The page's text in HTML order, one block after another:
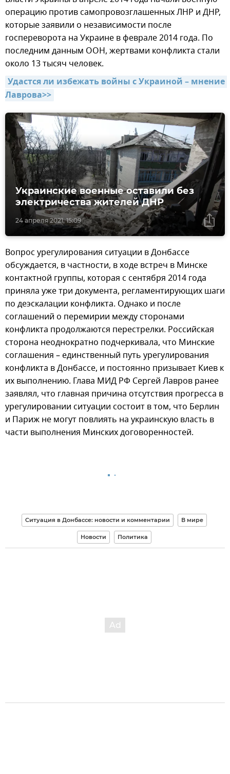
операцию против самопровозглашенных ЛНР и ДНР,
которые заявили о независимости после
госпереворота на Украине в феврале 2014 года. По
последним данным ООН, жертвами конфликта стали
около 13 тысяч человек.
Удастся ли избежать войны с Украиной – мнение
Лаврова>>
24 апреля 2021, 15:09
Украинские военные оставили без
электричества жителей ДНР
Вопрос урегулирования ситуации в Донбассе
обсуждается, в частности, в ходе встреч в Минске
контактной группы, которая с сентября 2014 года
приняла уже три документа, регламентирующих шаги
по деэскалации конфликта. Однако и после
соглашений о перемирии между сторонами
конфликта продолжаются перестрелки. Российская
сторона неоднократно подчеркивала, что Минские
соглашения – единственный путь урегулирования
конфликта в Донбассе, и постоянно призывает Киев к
их выполнению. Глава МИД РФ Сергей Лавров ранее
заявлял, что главная причина отсутствия прогресса в
урегулировании ситуации состоит в том, что Берлин
и Париж не могут повлиять на украинскую власть в
части выполнения Минских договоренностей.
Ситуация в Донбассе: новости и комментарии В мире
Новости Политика